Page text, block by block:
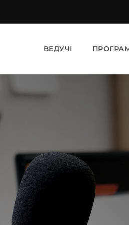
ВЕДУЧІ